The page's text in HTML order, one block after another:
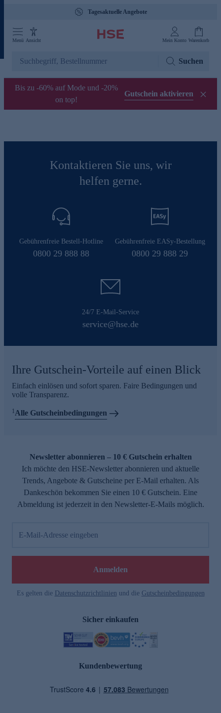
Tagesaktuelle Angebote
Menü Ansicht Mein Konto Warenkorb
Suchen
Bis zu -60% auf Mode und -20%
on top!
Gutschein aktivieren
Kontaktieren Sie uns, wir
helfen gerne.
Gebührenfreie Bestell-Hotline
0800 29 888 88
Gebührenfreie EASy-Bestellung
0800 29 888 29
24/7 E-Mail-Service
service@hse.de
Ihre Gutschein-Vorteile auf einen Blick
Einfach einlösen und sofort sparen. Faire Bedingungen und
volle Transparenz.
1Alle Gutscheinbedingungen
Newsletter abonnieren – 10 € Gutschein erhalten
Ich möchte den HSE-Newsletter abonnieren und aktuelle
Trends, Angebote & Gutscheine per E-Mail erhalten. Als
Dankeschön bekommen Sie einen 10 € Gutschein. Eine
Abmeldung ist jederzeit in den Newsletter-E-Mails möglich.
E-Mail-Adresse eingeben
Anmelden
Es gelten die Datenschutzrichtlinien und die Gutscheinbedingungen
Sicher einkaufen
Kundenbewertung